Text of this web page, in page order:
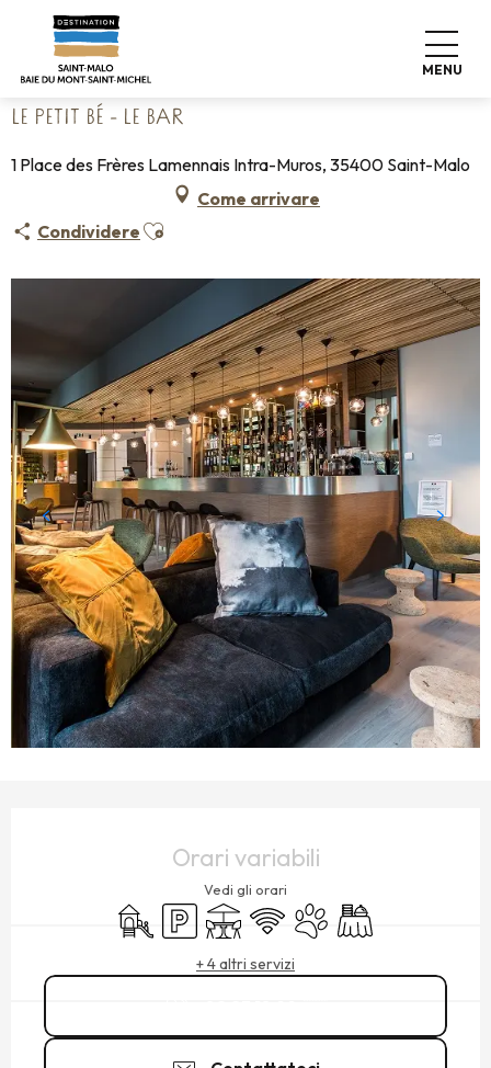
contenu
MENU
Home Vivere come a casa
Ristoranti
LE PETIT BÉ - LE BAR
1 Place des Frères Lamennais Intra-Muros, 35400 Saint-Malo
Come arrivare
Condividere Ajouter aux favoris
Orari variabili
Vedi gli orari
Giochi per bambini / Area giochi
ParcheggioTerrazzaWi-Fi Animali ammessi
Banchetto
+ 4 altri servizi